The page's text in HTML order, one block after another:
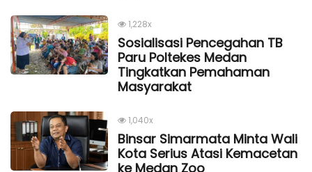
1,228x
Sosialisasi Pencegahan TB
Paru Poltekes Medan
Tingkatkan Pemahaman
Masyarakat
1,040x
Binsar Simarmata Minta Wali
Kota Serius Atasi Kemacetan
ke Medan Zoo